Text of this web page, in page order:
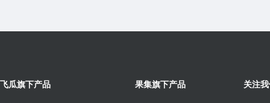
飞瓜旗下产品 果集旗下产品 关注